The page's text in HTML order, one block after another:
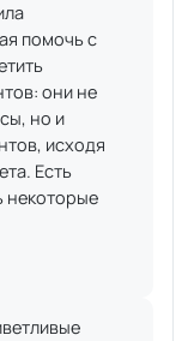
помочь с
они не
но и
исходя
Есть
некоторые